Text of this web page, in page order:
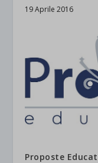
19 Aprile 2016
Proposte